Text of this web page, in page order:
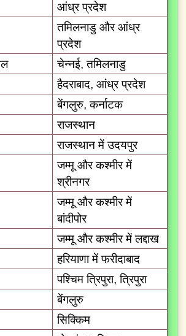
आंध्र प्रदेश
तमिलनाडु और आंध्र
प्रदेश
चेन्नई, तमिलनाडु
हैदराबाद, आंध्र प्रदेश
बेंगलुरु, कर्नाटक
राजस्थान
राजस्थान में उदयपुर
जम्मू और कश्मीर में
श्रीनगर
जम्मू और कश्मीर में
बांदीपोर
जम्मू और कश्मीर में लद्दाख
हरियाणा में फरीदाबाद
पश्चिम त्रिपुरा, त्रिपुरा
बेंगलुरु
सिक्किम